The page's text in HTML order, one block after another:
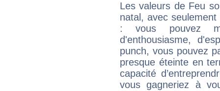
Les valeurs de Feu
natal, avec
: vous pouvez
d'enthousiasme,
punch, vous pouvez
presque éteinte en
capacité
vous gagneriez à